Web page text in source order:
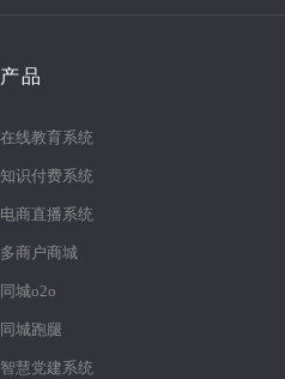
产品
在线教育系统
知识付费系统
电商直播系统
多商户商城
同城o2o
同城跑腿
智慧党建系统